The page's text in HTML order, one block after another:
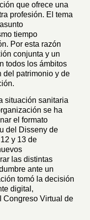
que ofrece una
profesión. El tema
tiempo
Por esta razón
conjunta y un
todos los ámbitos
del patrimonio y de
situación sanitaria
se ha
el formato
del Disseny de
y 13 de
las distintas
ante un
tomó la decisión
digital,
Congreso Virtual de